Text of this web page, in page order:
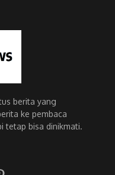
berita yang
ke pembaca
tetap bisa dinikmati.